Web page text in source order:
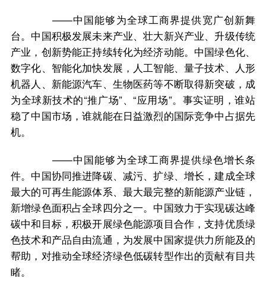
——中国能够为全球工商界提供宽广创新舞
台。中国积极发展未来产业、壮大新兴产业、升级传统
产业，创新势能正持续转化为经济动能。中国绿色化、
数字化、智能化加快发展，人工智能、量子技术、人形
机器人、新能源汽车、生物医药等不断取得新突破，成
为全球新技术的“推广场”、“应用场”。事实证明，谁站
稳了中国市场，谁就能在日益激烈的国际竞争中占据先
机。
——中国能够为全球工商界提供绿色增长条
件。中国协同推进降碳、减污、扩绿、增长，建成全球
最大的可再生能源体系、最大最完整的新能源产业链，
新增绿色面积占全球四分之一。中国致力于实现碳达峰
碳中和目标，积极开展绿色能源项目合作，支持优质绿
色技术和产品自由流通，为发展中国家提供力所能及的
帮助，对推动全球经济绿色低碳转型作出的贡献有目共
睹。